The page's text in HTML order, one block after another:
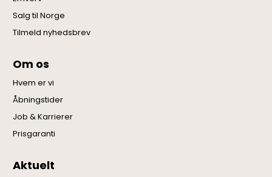
Salg til Norge
Tilmeld nyhedsbrev
Om os
Hvem er vi
Åbningstider
Job & Karrierer
Prisgaranti
Aktuelt